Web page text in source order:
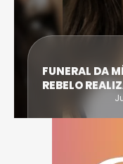
FUNERAL DA
REBELO